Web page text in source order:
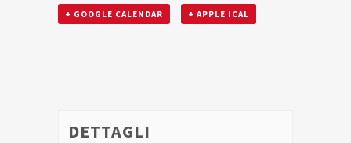
+ GOOGLE CALENDAR + APPLE ICAL
DETTAGLI